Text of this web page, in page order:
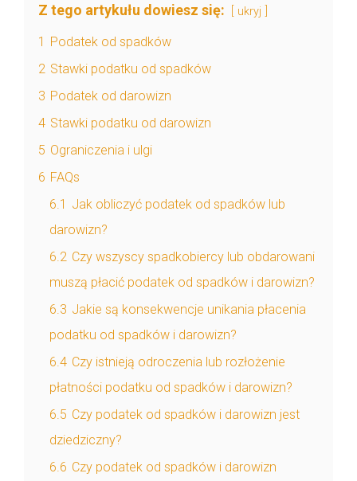
Z tego artykułu dowiesz się: ukryj
1 Podatek od spadków
2 Stawki podatku od spadków
3 Podatek od darowizn
4 Stawki podatku od darowizn
5 Ograniczenia i ulgi
6 FAQs
6.1 Jak obliczyć podatek od spadków lub
darowizn?
6.2 Czy wszyscy spadkobiercy lub obdarowani
muszą płacić podatek od spadków i darowizn?
6.3 Jakie są konsekwencje unikania płacenia
podatku od spadków i darowizn?
6.4 Czy istnieją odroczenia lub rozłożenie
płatności podatku od spadków i darowizn?
6.5 Czy podatek od spadków i darowizn jest
dziedziczny?
6.6 Czy podatek od spadków i darowizn